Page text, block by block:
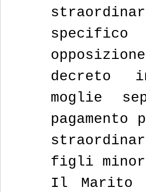
decreto
moglie
figli
Il Marito